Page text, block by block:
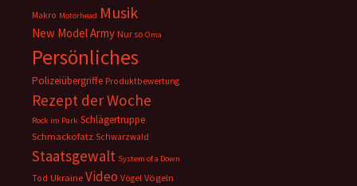
Makro Motörhead Musik
New Model Army Nur so Oma
Persönliches
Polizeiübergriffe Produktbewertung
Rezept der Woche
Rock im Park Schlägertruppe
Schmackofatz Schwarzwald
Staatsgewalt System of a Down
Tod Ukraine Video Vögel Vögeln